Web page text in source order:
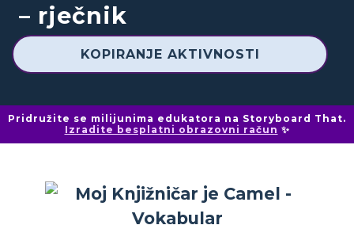
– rječnik
KOPIRANJE AKTIVNOSTI
Pridružite se milijunima edukatora na Storyboard That.
Izradite besplatni obrazovni račun ✨